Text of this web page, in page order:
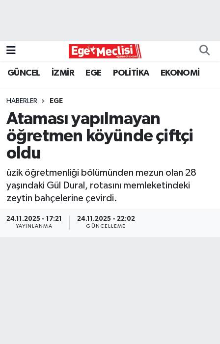
GÜNCEL İZMİR EGE POLİTİKA EKONOMİ
HABERLER EGE
Ataması yapılmayan
öğretmen köyünde çiftçi
oldu
üzik öğretmenliği bölümünden mezun olan 28
yaşındaki Gül Dural, rotasını memleketindeki
zeytin bahçelerine çevirdi.
24.11.2025 - 17:21
YAYINLANMA
24.11.2025 - 22:02
GÜNCELLEME
GÜNCEL
ÖZEL HABER
Programlar